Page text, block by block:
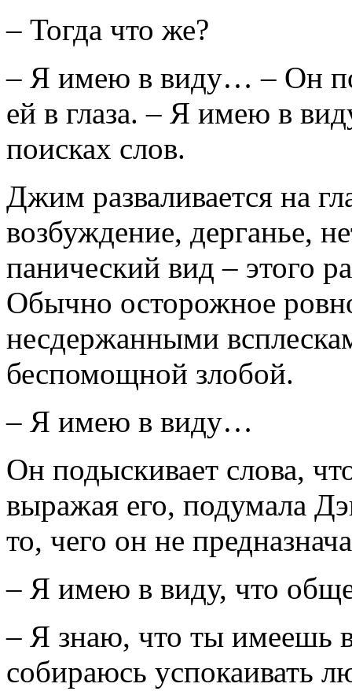
– Тогда что же?
– Я имею в виду… – Он
ей в глаза. – Я имею в
поисках слов.
Джим разваливается на
возбуждение, дерганье,
панический вид – этого
Обычно осторожное
несдержанными
беспомощной злобой.
– Я имею в виду…
Он подыскивает слова,
выражая его, подумала
то, чего он не
– Я имею в виду, что
– Я знаю, что ты имеешь
собираюсь успокаивать